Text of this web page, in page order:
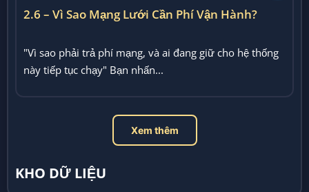
2.6 – Vì Sao Mạng Lưới Cần Phí Vận Hành?
"Vì sao phải trả phí mạng, và ai đang giữ cho hệ thống
này tiếp tục chạy" Bạn nhấn...
Xem thêm
KHO DỮ LIỆU